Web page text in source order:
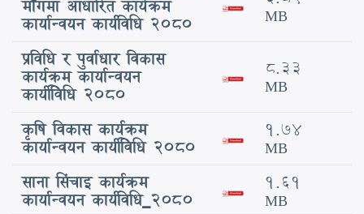
माँगमा आधारित कार्यक्रम
कार्यान्वयन कार्यविधि 2080
MB
प्रविधि र पुर्वाधार विकास
कार्यक्रम कार्यान्वयन
कार्यवििधि 2080
8.33
MB
कृषि विकास कार्यक्रम
कार्यान्वयन कार्यवििधि 2080
1.74
MB
साना सिंचाइ कार्यक्रम
कार्यान्वयन कार्यविधि_२०८०
1.61
MB